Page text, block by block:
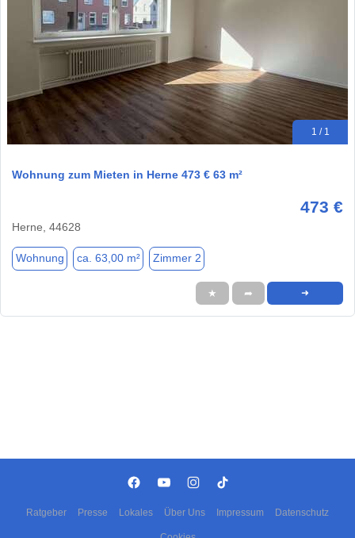
1 / 1
Wohnung zum Mieten in Herne 473 € 63 m²
473 €
Herne, 44628
Wohnung ca. 63,00 m² Zimmer 2
★ ➦ ➜
Ratgeber Presse Lokales Über Uns Impressum Datenschutz